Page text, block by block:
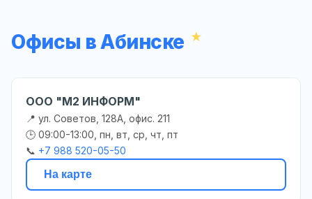
Офисы в Абинске
ООО "М2 ИНФОРМ"
📍 ул. Советов, 128А, офис. 211
🕒 09:00-13:00, пн, вт, ср, чт, пт
📞 +7 988 520-05-50
На карте